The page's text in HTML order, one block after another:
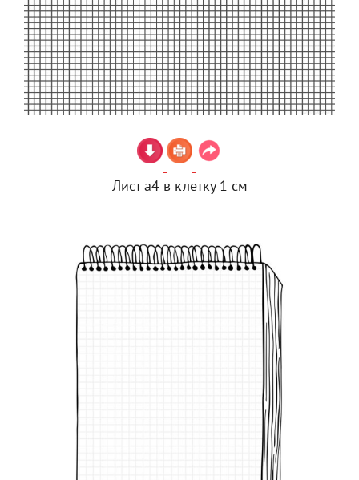
Лист а4 в клетку 1 см